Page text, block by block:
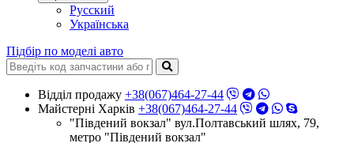
Русский
Українська
Підбір по моделі авто
Відділ продажу +38(067)464-27-44
Майстерні Харків +38(067)464-27-44
"Південий вокзал" вул.Полтавський шлях, 79,
метро "Південий вокзал"